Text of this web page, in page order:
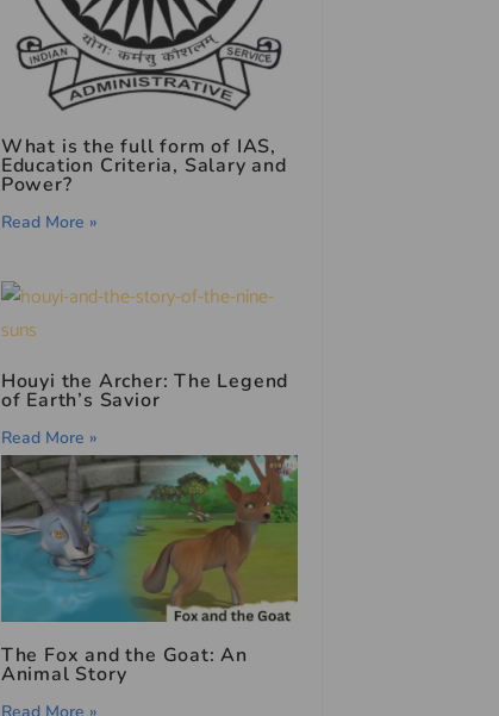
What is the full form of IAS,
Education Criteria, Salary and
Power?
Read More »
Houyi the Archer: The Legend
of Earth’s Savior
Read More »
The Fox and the Goat: An
Animal Story